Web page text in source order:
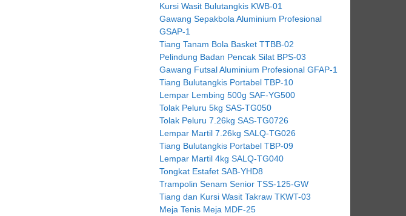
Kursi Wasit Bulutangkis KWB-01
Gawang Sepakbola Aluminium Profesional
GSAP-1
Tiang Tanam Bola Basket TTBB-02
Pelindung Badan Pencak Silat BPS-03
Gawang Futsal Aluminium Profesional GFAP-1
Tiang Bulutangkis Portabel TBP-10
Lempar Lembing 500g SAF-YG500
Tolak Peluru 5kg SAS-TG050
Tolak Peluru 7.26kg SAS-TG0726
Lempar Martil 7.26kg SALQ-TG026
Tiang Bulutangkis Portabel TBP-09
Lempar Martil 4kg SALQ-TG040
Tongkat Estafet SAB-YHD8
Trampolin Senam Senior TSS-125-GW
Tiang dan Kursi Wasit Takraw TKWT-03
Meja Tenis Meja MDF-25